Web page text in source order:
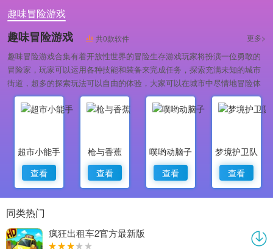
趣味冒险游戏
趣味冒险游戏 共0款软件 更多>
趣味冒险游戏合集有着开放性世界的冒险生存游戏玩家将扮演一位勇敢的
冒险家，玩家可以运用各种技能和装备来完成任务，探索充满未知的城市
街道，超多的探索玩法可以自由的体验，大家可以在城市中尽情地冒险体
验。
超市小能手
查看
枪与香蕉
查看
噗哟动脑子
查看
梦境护卫队
查看
同类热门
疯狂出租车2官方最新版